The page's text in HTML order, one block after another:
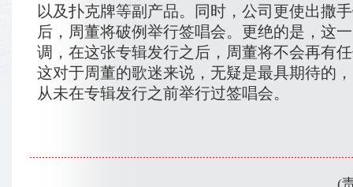
以及扑克牌等副产品。同时，公司更使出撒
后，周董将破例举行签唱会。更绝的是，这
调，在这张专辑发行之后，周董将不会再有
这对于周董的歌迷来说，无疑是最具期待的
从未在专辑发行之前举行过签唱会。
(